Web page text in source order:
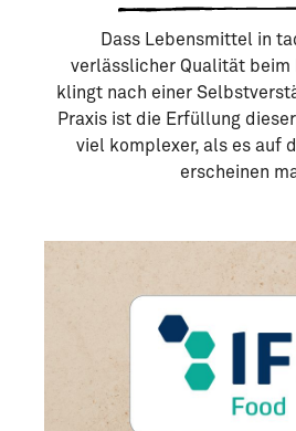
Dass Lebensmittel in
verlässlicher Qualität beim
klingt nach einer
Praxis ist die Erfüllung
viel komplexer, als es auf
erscheinen